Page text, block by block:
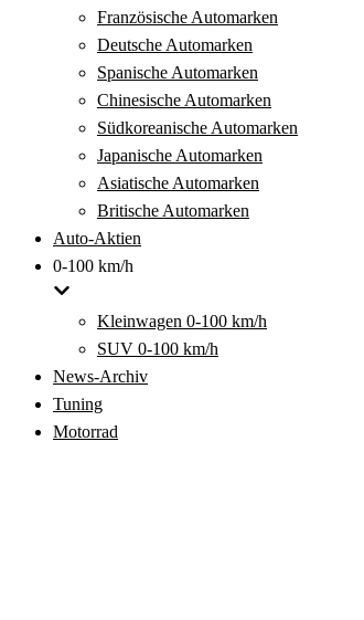
Französische Automarken
Deutsche Automarken
Spanische Automarken
Chinesische Automarken
Südkoreanische Automarken
Japanische Automarken
Asiatische Automarken
Britische Automarken
Auto-Aktien
0-100 km/h
Kleinwagen 0-100 km/h
SUV 0-100 km/h
News-Archiv
Tuning
Motorrad